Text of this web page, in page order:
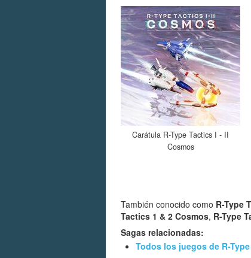
Carátula R-Type Tactics I - II
Cosmos
También conocido como R-Type
Tactics 1 & 2 Cosmos, R-Type
Sagas relacionadas:
Todos los juegos de R-Type